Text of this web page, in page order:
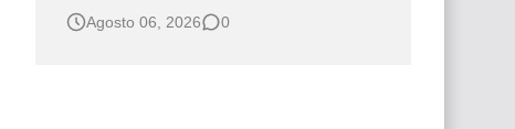
primera mirada basta para comprender
Agosto 06, 2026 0